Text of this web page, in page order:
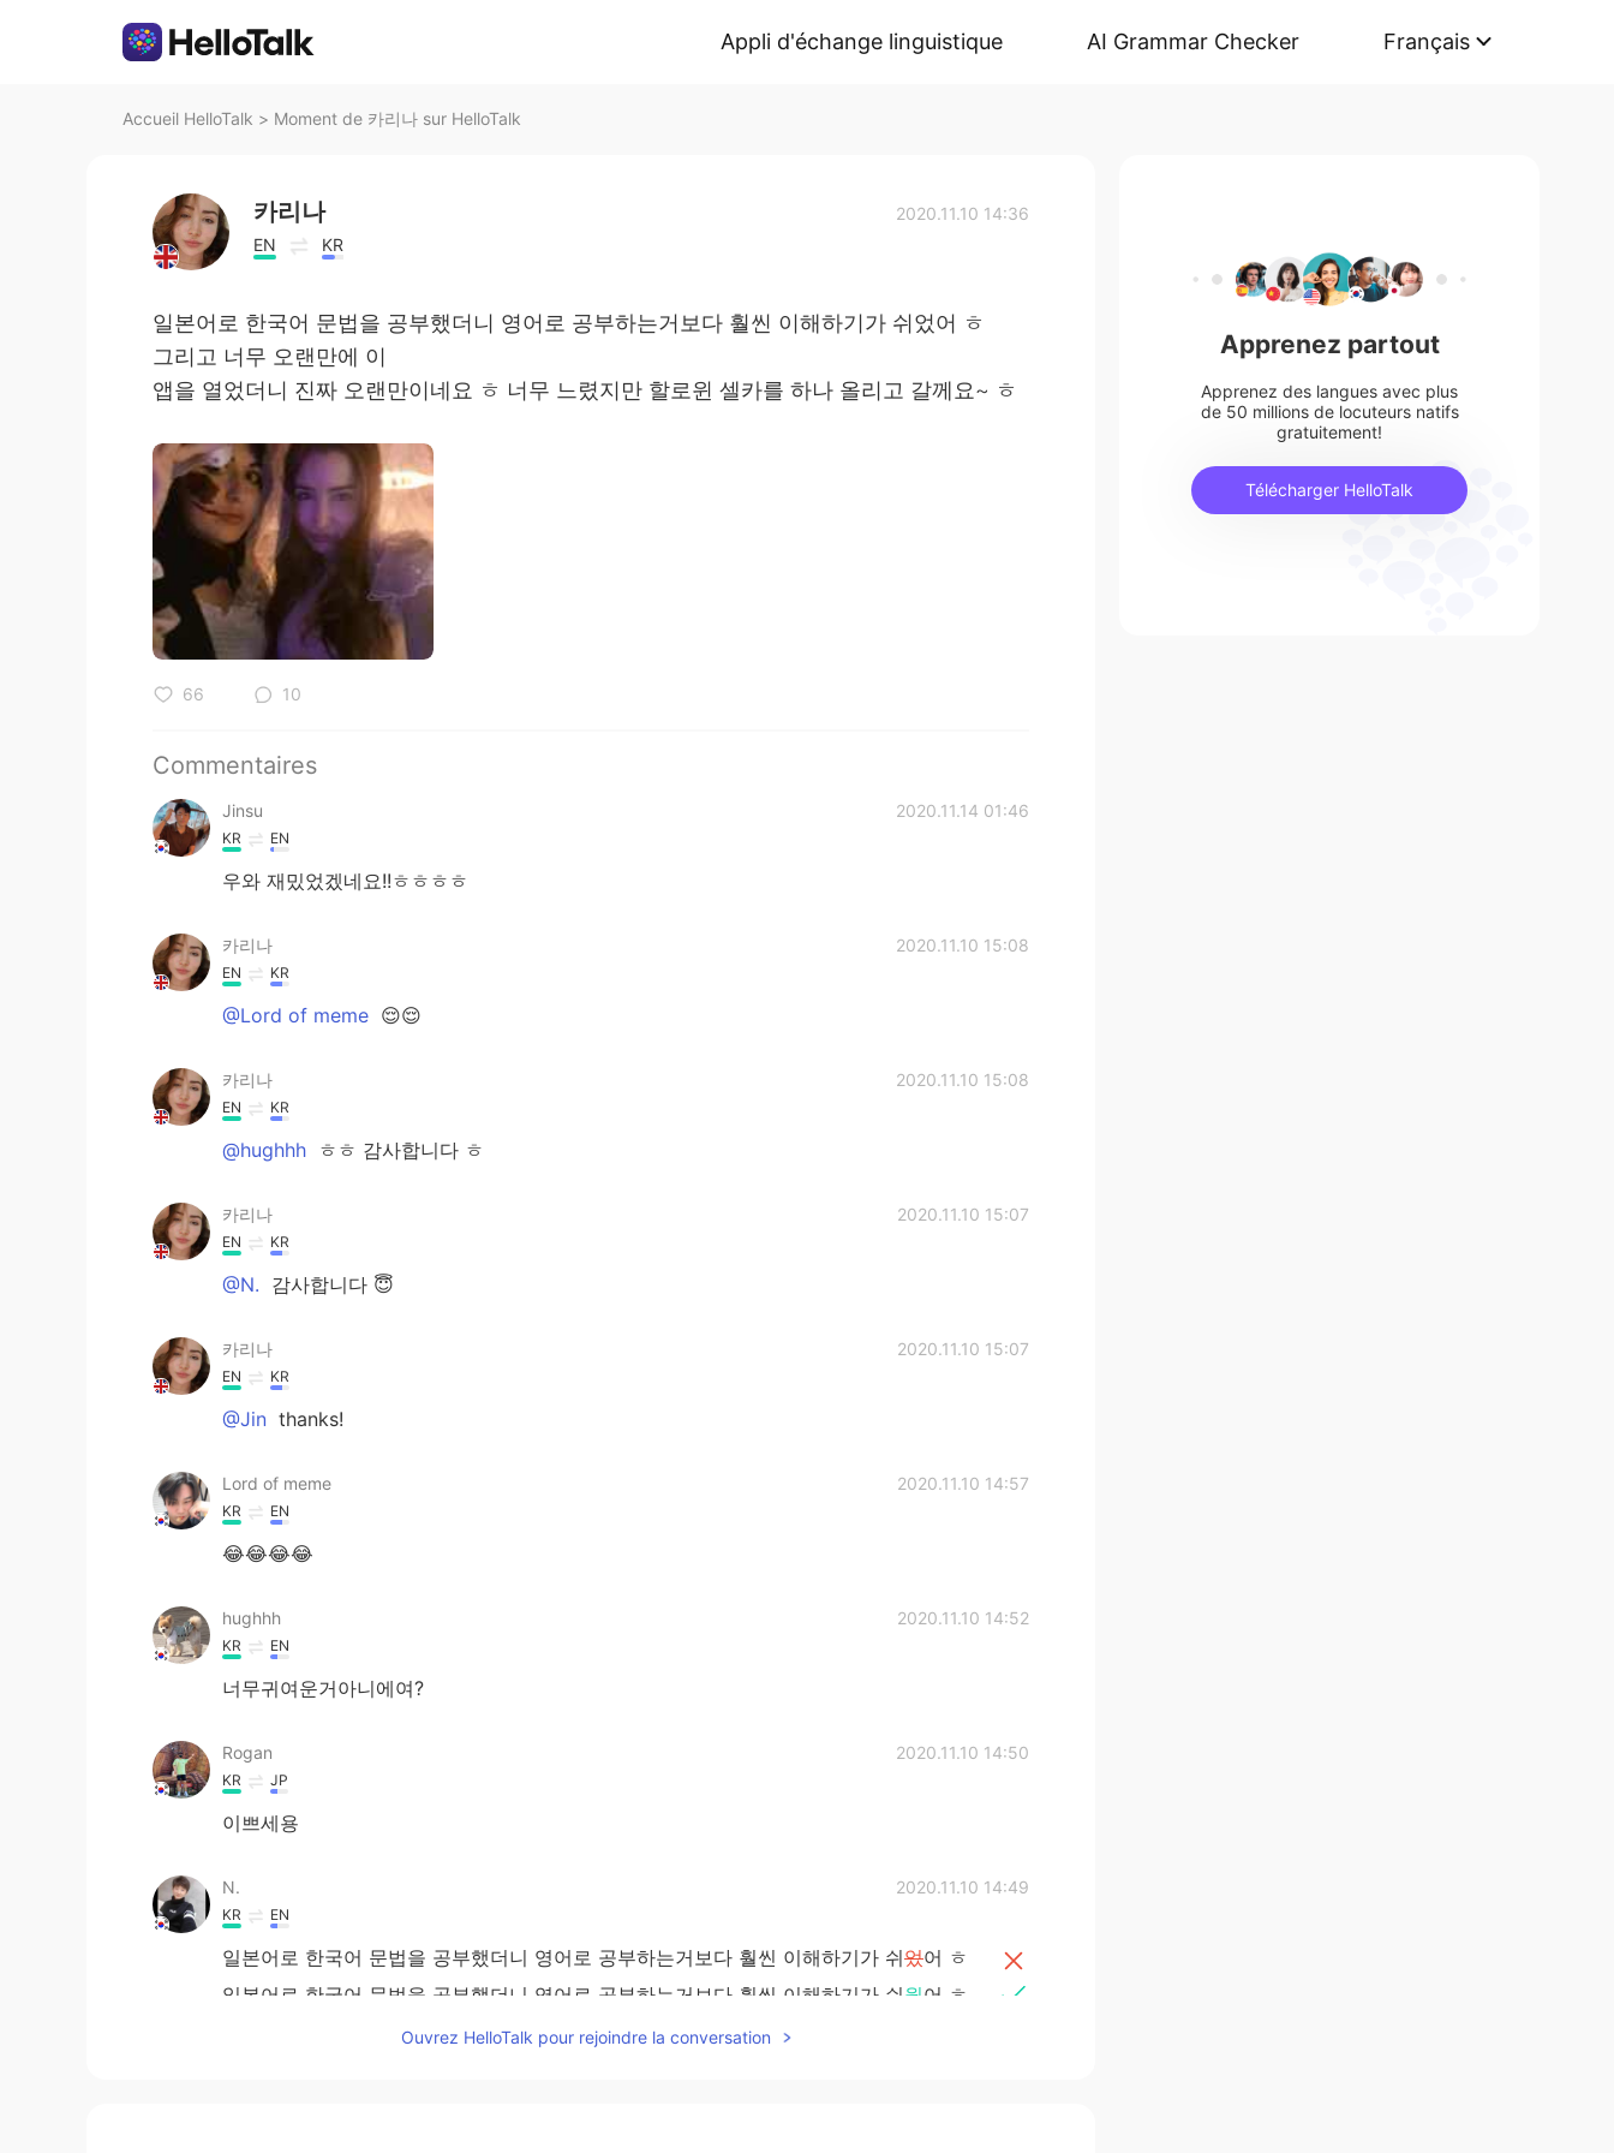
Appli d'échange linguistique AI Grammar Checker Français
Accueil HelloTalk > Moment de 카리나 sur HelloTalk
카리나
EN KR
2020.11.10 14:36
일본어로 한국어 문법을 공부했더니 영어로 공부하는거보다 훨씬 이해하기가 쉬었어 ㅎ
그리고 너무 오랜만에 이
앱을 열었더니 진짜 오랜만이네요 ㅎ 너무 느렸지만 할로윈 셀카를 하나 올리고 갈께요~ ㅎ
66 10
Commentaires
Jinsu 2020.11.14 01:46
KR EN
우와 재밌었겠네요!!ㅎㅎㅎㅎ
카리나 2020.11.10 15:08
EN KR
@Lord of meme 😌😌
카리나 2020.11.10 15:08
EN KR
@hughhh ㅎㅎ 감사합니다 ㅎ
카리나 2020.11.10 15:07
EN KR
@N. 감사합니다 😇
카리나 2020.11.10 15:07
EN KR
@Jin thanks!
Lord of meme 2020.11.10 14:57
KR EN
😂😂😂😂
hughhh 2020.11.10 14:52
KR EN
너무귀여운거아니에여?
Rogan 2020.11.10 14:50
KR JP
이쁘세용
N. 2020.11.10 14:49
KR EN
일본어로 한국어 문법을 공부했더니 영어로 공부하는거보다 훨씬 이해하기가 쉬었어 ㅎ
일본어로 한국어 문법을 공부했더니 영어로 공부하는거보다 훨씬 이해하기가 쉬웠어 ㅎ
그리고 너무 오랜만에 이 앱을 열었더니 진짜 오랜만이네요 ㅎ 너무
Ouvrez HelloTalk pour rejoindre la conversation
Apprenez partout
Apprenez des langues avec plus
de 50 millions de locuteurs natifs
gratuitement!
Télécharger HelloTalk